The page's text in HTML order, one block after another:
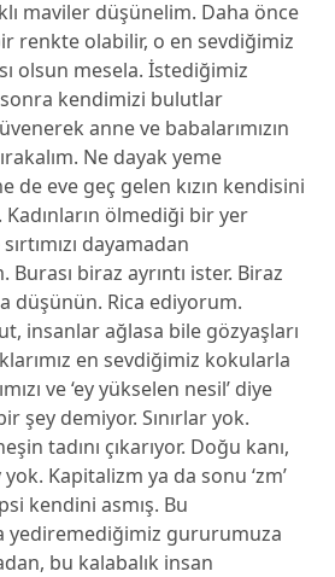
maviler düşünelim. Daha önce
renkte olabilir, o en sevdiğimiz
olsun mesela. İstediğimiz
sonra kendimizi bulutlar
anne ve babalarımızın
Ne dayak yeme
de eve geç gelen kızın kendisini
Kadınların ölmediği bir yer
dayamadan
Burası biraz ayrıntı ister. Biraz
düşünün. Rica ediyorum.
insanlar ağlasa bile gözyaşları
en sevdiğimiz kokularla
ve ‘ey yükselen nesil’ diye
şey demiyor. Sınırlar yok.
tadını çıkarıyor. Doğu kanı,
Kapitalizm ya da sonu ‘zm’
kendini asmış. Bu
yediremediğimiz gururumuza
bu kalabalık insan